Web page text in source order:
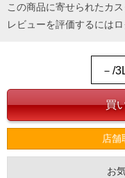
この商品に寄せられたカ
レビューを評価するには
店舗
お